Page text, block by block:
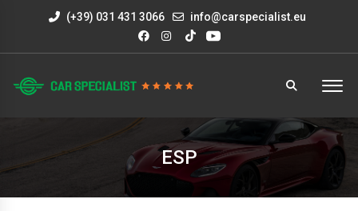
(+39) 031 431 3066 info@carspecialist.eu
ESP